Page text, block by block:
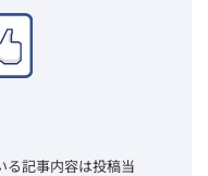
る記事内容は投稿当